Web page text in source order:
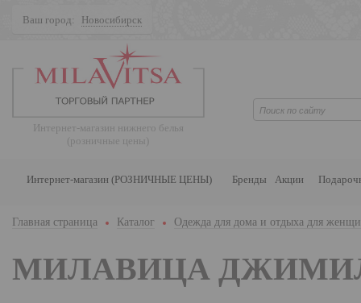
Ваш город: Новосибирск
Интернет-магазин нижнего белья
(розничные цены)
Интернет-магазин (РОЗНИЧНЫЕ ЦЕНЫ) Бренды Акции
Главная страница Каталог Одежда для дома и отдыха для
МИЛАВИЦА